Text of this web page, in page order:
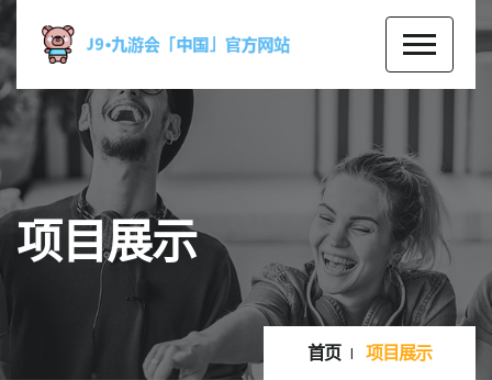
项目展示
首页 项目展示